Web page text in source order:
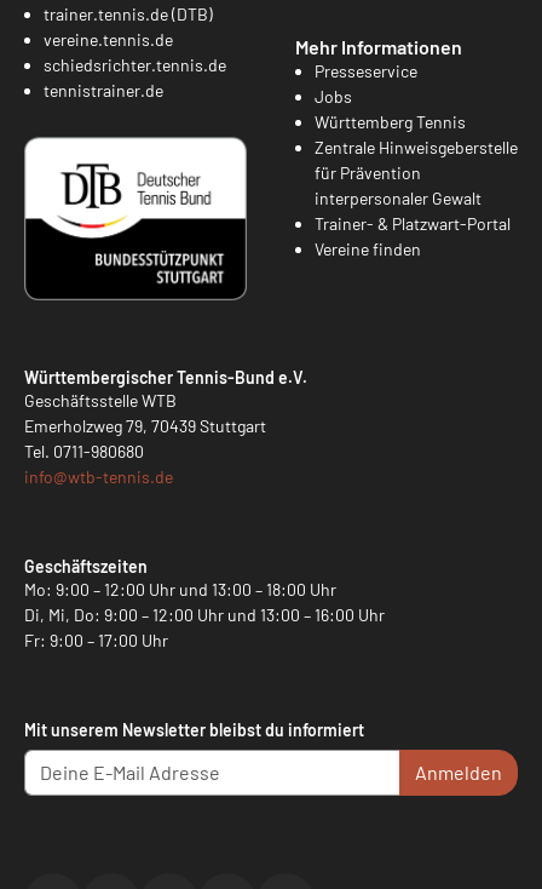
trainer.tennis.de (DTB)
vereine.tennis.de
schiedsrichter.tennis.de
tennistrainer.de
Mehr Informationen
Presseservice
Jobs
Württemberg Tennis
Zentrale Hinweisgeberstelle
für Prävention
interpersonaler Gewalt
Trainer- & Platzwart-Portal
Vereine finden
Württembergischer Tennis-Bund e.V.
Geschäftsstelle WTB
Emerholzweg 79, 70439 Stuttgart
Tel. 0711-980680
info@wtb-tennis.de
Geschäftszeiten
Mo: 9:00 – 12:00 Uhr und 13:00 – 18:00 Uhr
Di, Mi, Do: 9:00 – 12:00 Uhr und 13:00 – 16:00 Uhr
Fr: 9:00 – 17:00 Uhr
Mit unserem Newsletter bleibst du informiert
Anmelden